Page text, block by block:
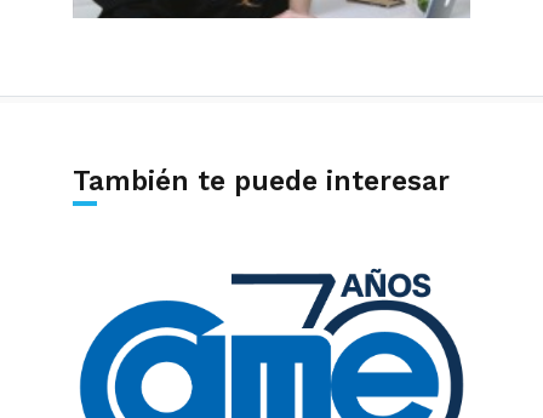
También te puede interesar